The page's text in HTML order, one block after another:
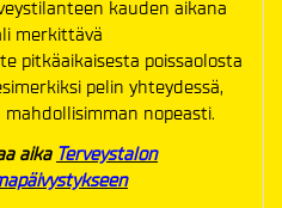
kauden aikana
merkittävä
pitkäaikaisesta poissaolosta
pelin yhteydessä,
nopeasti.
aika Terveystalon